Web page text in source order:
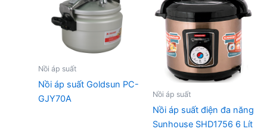
Nồi áp suất
Nồi áp suất Goldsun PC-
GJY70A
Nồi áp suất
Nồi áp suất điện đa năng
Sunhouse SHD1756 6 Lít